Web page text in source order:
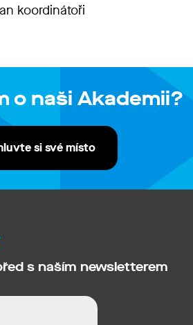
koordinátoři
o naši Akademii?
si své místo
s naším newsletterem